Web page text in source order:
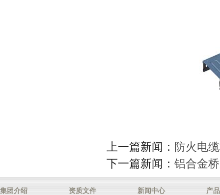
上一篇新闻： 防火电
下一篇新闻： 铝合金
集团介绍 资质文件 新闻中心 产